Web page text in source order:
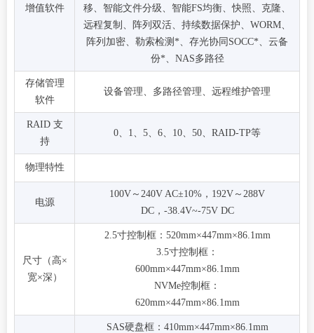
增值软件
移、智能文件分级、智能FS均衡、快照、克隆、
远程复制、阵列双活、持续数据保护、WORM、
阵列加密、勒索检测*、存光协同SOCC*、云备
份*、NAS多路径
存储管理
软件
设备管理、多路径管理、远程维护管理
RAID 支
持
0、1、5、6、10、50、RAID-TP等
物理特性
电源
100V～240V AC±10%，192V～288V
DC，-38.4V~-75V DC
尺寸（高×
宽×深）
2.5寸控制框：520mm×447mm×86.1mm
3.5寸控制框：
600mm×447mm×86.1mm
NVMe控制框：
620mm×447mm×86.1mm
SAS硬盘框：410mm×447mm×86.1mm